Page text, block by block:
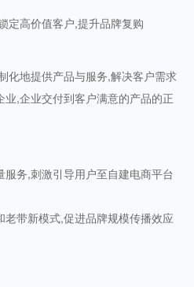
定高价值客户,提升品牌复购
化地提供产品与服务,解决客户需求
,企业交付到客户满意的产品的正
务,刺激引导用户至自建电商平台
带新模式,促进品牌规模传播效应